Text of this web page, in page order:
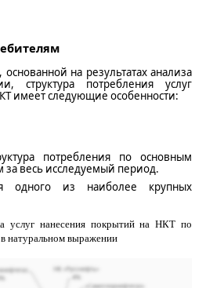
, основанной на результатах анализа
структура потребления услуг
имеетследующие особенности:
потребления по основным
весь исследуемый период.
одного из наиболее крупных
услуг нанесения покрытий на НКТ по
натуральном выражении